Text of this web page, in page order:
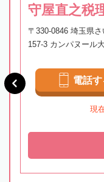
守屋直之税
〒330-0846 埼玉県
157-3 カンパヌール
電話す
現